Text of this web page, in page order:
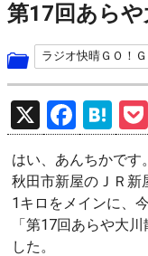
第17回あらや
ラジオ快晴ＧＯ！
X
F
a
ce
b
o
H
at
e
n
a
はい、あんちかです。
秋田市新屋のＪＲ新
1キロをメインに、
「第17回あらや大
した。